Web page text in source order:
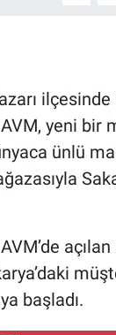
yeni bir
ünlü
başladı.